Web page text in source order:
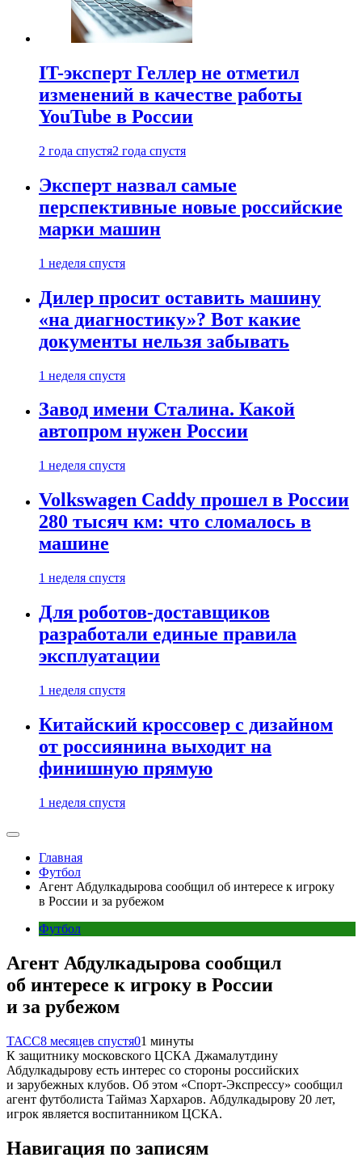
IT-эксперт Геллер не отметил
изменений в качестве работы
YouTube в России
2 года спустя2 года спустя
Эксперт назвал самые
перспективные новые российские
марки машин
1 неделя спустя
Дилер просит оставить машину
«на диагностику»? Вот какие
документы нельзя забывать
1 неделя спустя
Завод имени Сталина. Какой
автопром нужен России
1 неделя спустя
Volkswagen Caddy прошел в России
280 тысяч км: что сломалось в
машине
1 неделя спустя
Для роботов-доставщиков
разработали единые правила
эксплуатации
1 неделя спустя
Китайский кроссовер с дизайном
от россиянина выходит на
финишную прямую
1 неделя спустя
Главная
Футбол
Агент Абдулкадырова сообщил об интересе к игроку
в России и за рубежом
Футбол
Агент Абдулкадырова сообщил
об интересе к игроку в России
и за рубежом
ТАСС8 месяцев спустя01 минуты
К защитнику московского ЦСКА Джамалутдину
Абдулкадырову есть интерес со стороны российских
и зарубежных клубов. Об этом «Спорт-Экспрессу» сообщил
агент футболиста Таймаз Хархаров. Абдулкадырову 20 лет,
игрок является воспитанником ЦСКА.
Навигация по записям